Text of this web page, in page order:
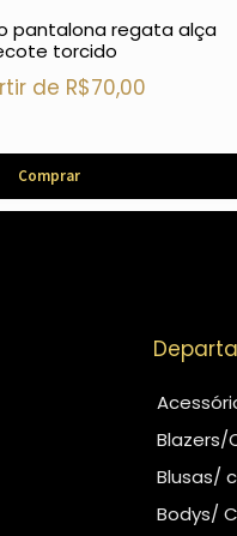
pantalona regata alça
torcido
de R$70,00
Comprar
Blusas/
Bodys/